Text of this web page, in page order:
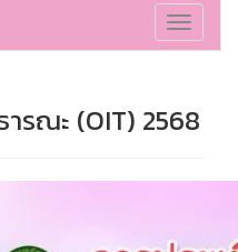
Toggle
รณะ (OIT) 2568